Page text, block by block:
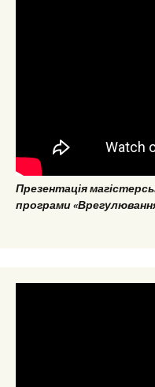
Презентація
програми